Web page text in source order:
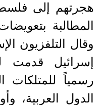
هجرتهم إلى
المطالبة
وقال التلفزيون
إسرائيل قدمت
رسمياً للمتلكات
الدول العربية،